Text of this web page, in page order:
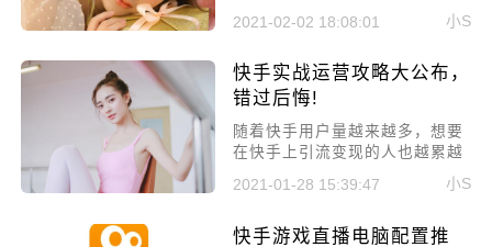
机会，可一些人刚刚作出一点成
绩，就被降权了，自己也不知道
手账号降权操作分享，赶快来看
看避免违规!
2021-02-02 18:08:01 小S
快手实战运营攻略大公布，
错过后悔!
​随着快手用户量越来越多，想要
在快手上引流变现的人也越累越
多，但想要在快手上热门确是一
件比较难的事情，很多人都卡在
讲讲快手实战运营攻略大公布，
2021-01-28 15:39:47 小S
快手游戏直播电脑配置推